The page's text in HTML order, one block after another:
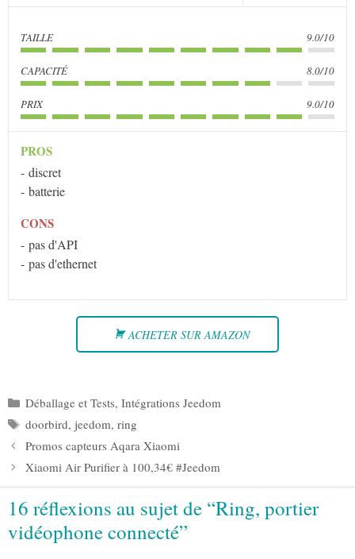
TAILLE 9.0/10
CAPACITÉ 8.0/10
PRIX 9.0/10
PROS
discret
batterie
CONS
pas d'API
pas d'ethernet
ACHETER SUR AMAZON
Catégories
Déballage et Tests, Intégrations Jeedom
Étiquettes
doorbird, jeedom, ring
Promos capteurs Aqara Xiaomi
Xiaomi Air Purifier à 100,34€ #Jeedom
16 réflexions au sujet de “Ring, portier
vidéophone connecté”